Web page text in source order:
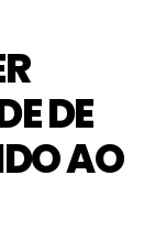
DE
AO